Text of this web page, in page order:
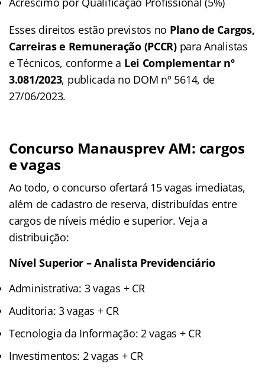
Esses direitos estão previstos no Plano de Cargos,
Carreiras e Remuneração (PCCR)para Analistas
e Técnicos, conforme a Lei Complementar nº
3.081/2023, publicada no DOM nº 5614, de
27/06/2023.
Concurso Manausprev AM: cargos
e vagas
Ao todo, o concurso ofertará 15 vagas imediatas,
além de cadastro de reserva, distribuídas entre
cargos de níveis médio e superior. Veja a
distribuição:
Nível Superior – Analista Previdenciário
Administrativa: 3 vagas + CR
Auditoria: 3 vagas + CR
Tecnologia da Informação: 2 vagas + CR
Investimentos: 2 vagas + CR